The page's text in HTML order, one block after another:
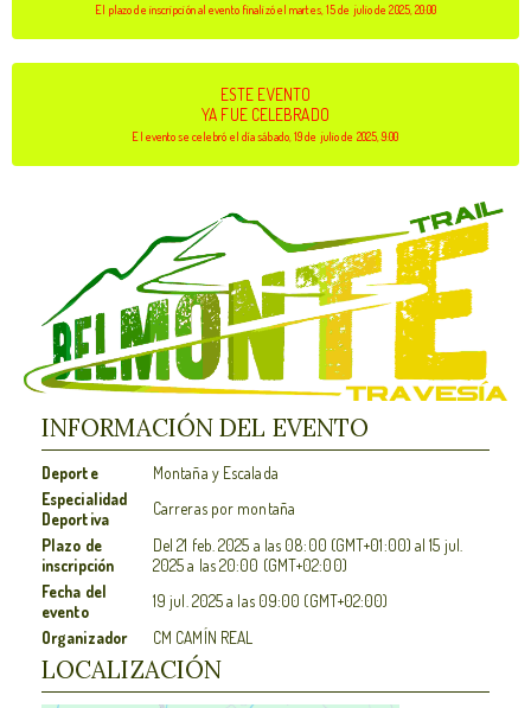
El plazo de inscripción al evento finalizó el martes, 15 de julio de 2025, 20:00
ESTE EVENTO
YA FUE CELEBRADO
El evento se celebró el día sábado, 19 de julio de 2025, 9:00
INFORMACIÓN DEL EVENTO
Deporte
Montaña y Escalada
Especialidad
Deportiva
Carreras por montaña
Plazo de
inscripción
Del21 feb. 2025 a las 08:00 (GMT+01:00) al15 jul.
2025a las20:00 (GMT+02:00)
Fecha del
evento
19 jul. 2025a las 09:00 (GMT+02:00)
Organizador
CM CAMÍN REAL
LOCALIZACIÓN